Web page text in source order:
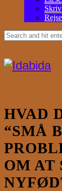
Skriv
Rejse
HVAD
“SMÅ
OM AT